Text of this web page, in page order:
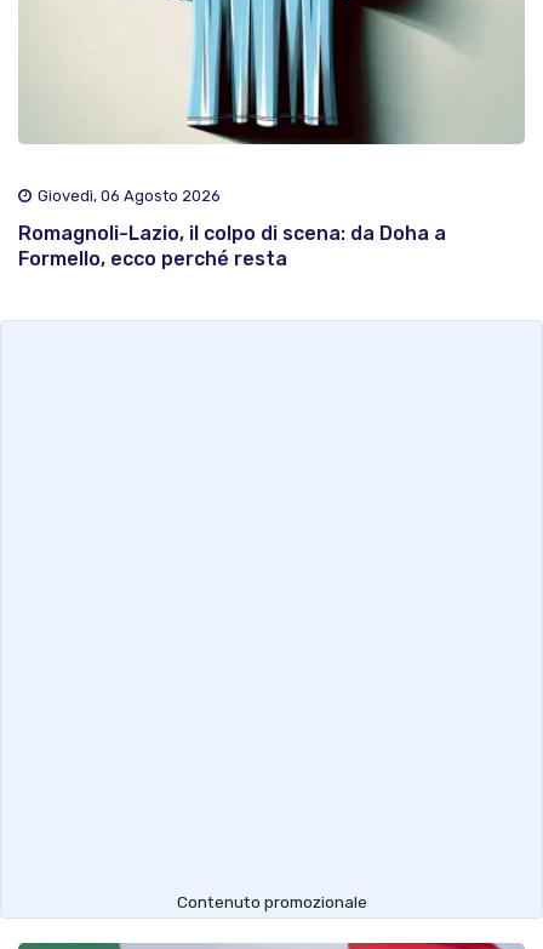
Giovedì, 06 Agosto 2026
Romagnoli-Lazio, il colpo di scena: da Doha a
Formello, ecco perché resta
Contenuto promozionale